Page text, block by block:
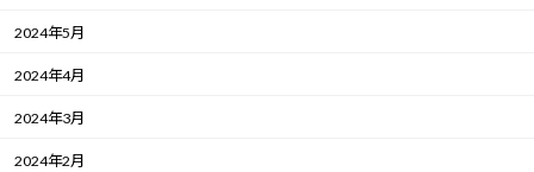
2024年5月
2024年4月
2024年3月
2024年2月